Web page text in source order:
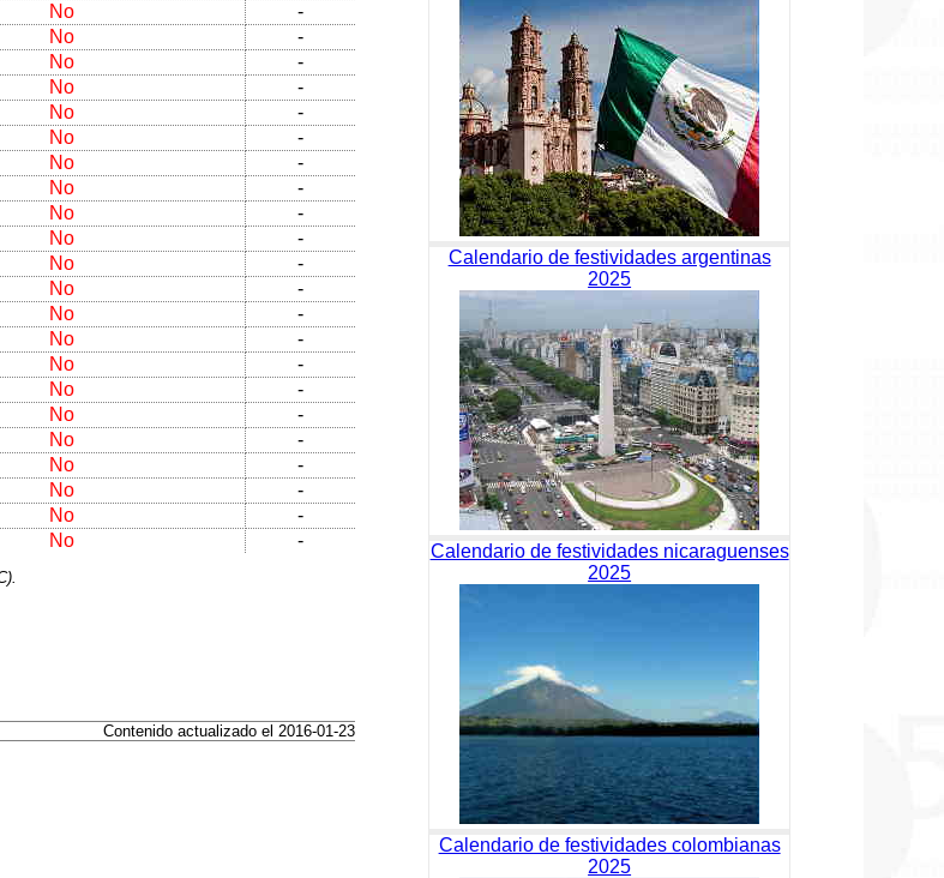
No
-
No
-
No
-
No
-
No
-
No
-
No
-
No
-
No
-
No
-
No
-
No
-
No
-
No
-
No
-
No
-
No
-
No
-
No
-
No
-
No
-
No -
Contenido actualizado el 2016-01-23
Calendario de festividades argentinas
2025
Calendario de festividades nicaraguenses
2025
Calendario de festividades colombianas
2025